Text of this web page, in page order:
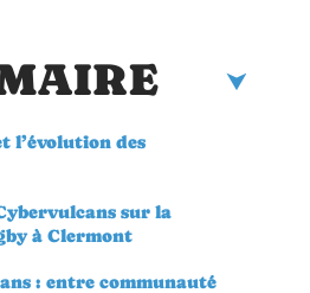
l’évolution des
sur la
à Clermont
: entre communauté